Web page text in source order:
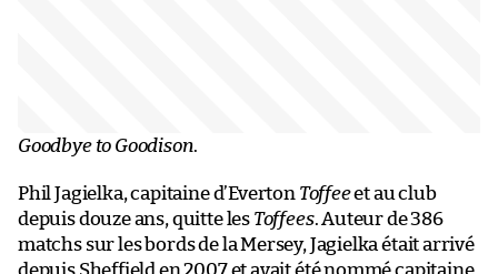
Goodbye to Goodison.
Phil Jagielka, capitaine d’Everton Toffeeet au club
depuis douze ans, quitte les Toffees. Auteur de 386
matchs sur les bords de la Mersey, Jagielka était arrivé
depuis Sheffield en 2007 et avait été nommé capitaine